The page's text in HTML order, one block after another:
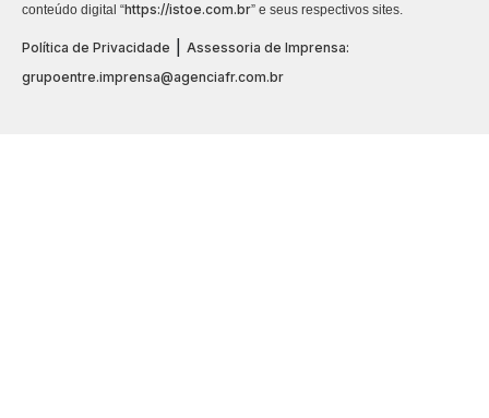
conteúdo digital “https://istoe.com.br” e seus respectivos sites.
Política de Privacidade
Assessoria de Imprensa:
grupoentre.imprensa@agenciafr.com.br